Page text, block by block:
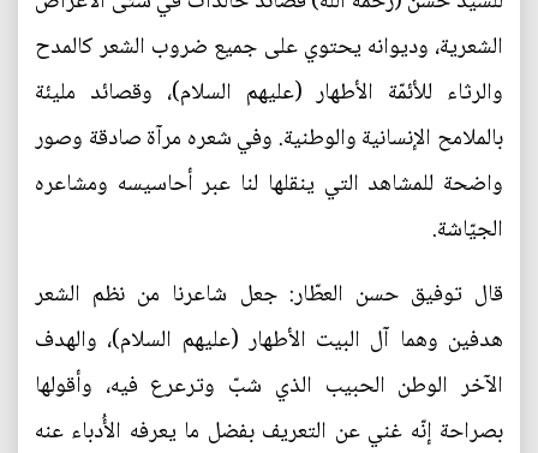
الشعرية، وديوانه يحتوي على جميع ضروب الشعر كالمدح
والرثاء للأئمّة الأطهار (عليهم السلام)، وقصائد مليئة
بالملامح الإنسانية والوطنية. وفي شعره مرآة صادقة وصور
واضحة للمشاهد التي ينقلها لنا عبر أحاسيسه ومشاعره
الجيّاشة.
قال توفيق حسن العطّار: جعل شاعرنا من نظم الشعر
هدفين وهما آل البيت الأطهار (عليهم السلام)، والهدف
الآخر الوطن الحبيب الذي شبّ وترعرع فيه، وأقولها
بصراحة إنّه غني عن التعريف بفضل ما يعرفه الأُدباء عنه